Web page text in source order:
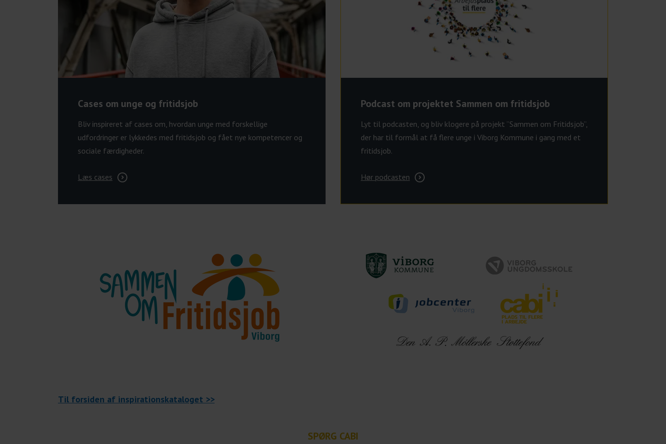
Cases om unge og fritidsjob
Bliv inspireret af cases om, hvordan unge med forskellige
udfordringer er lykkedes med fritidsjob og fået nye kompetencer og
sociale færdigheder.
Læs cases
Podcast om projektet Sammen om fritidsjob
Lyt til podcasten, og bliv klogere på projekt ”Sammen om Fritidsjob”,
der har til formål at få flere unge i Viborg Kommune i gang med et
fritidsjob.
Hør podcasten
Til forsiden af inspirationskataloget >>
SPØRG CABI